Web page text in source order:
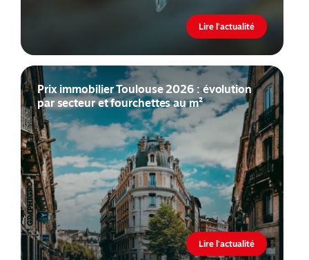
Lire l'actualité
Prix immobilier Toulouse 2026 : évolution
par secteur et fourchettes au m²
Lire l'actualité